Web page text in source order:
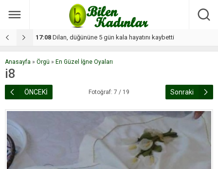
17:08 Dilan, düğününe 5 gün kala hayatını kaybetti
Anasayfa » Örgü » En Güzel İğne Oyaları
i8
ÖNCEKİ Fotoğraf: 7 / 19 Sonraki